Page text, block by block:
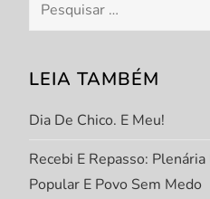
s
t
por:
LEIA TAMBÉM
Dia De Chico. E Meu!
Recebi E Repasso:
Popular E Povo Sem Medo